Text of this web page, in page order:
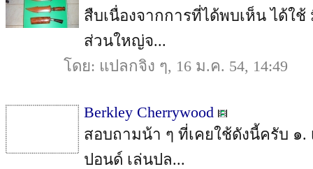
สืบเนื่องจากการที่ได้พบเห็น ได้ใ
ส่วนใหญ่จ...
โดย: แปลกจิง ๆ, 16 ม.ค. 54, 14:49
Berkley Cherrywood
สอบถามน้า ๆ ที่เคยใช้ดังนี้ครับ
ปอนด์ เล่นปล...